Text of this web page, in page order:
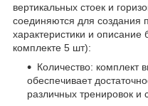
вертикальных стоек и
соединяются для создания
характеристики и
комплекте 5 шт):
Количество: комплект
обеспечивает
различных тренировок и